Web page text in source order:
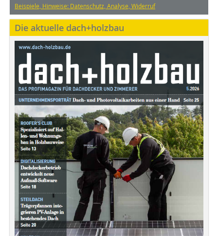
Beispiele, Hinweise: Datenschutz, Analyse, Widerruf
Die aktuelle dach+holzbau